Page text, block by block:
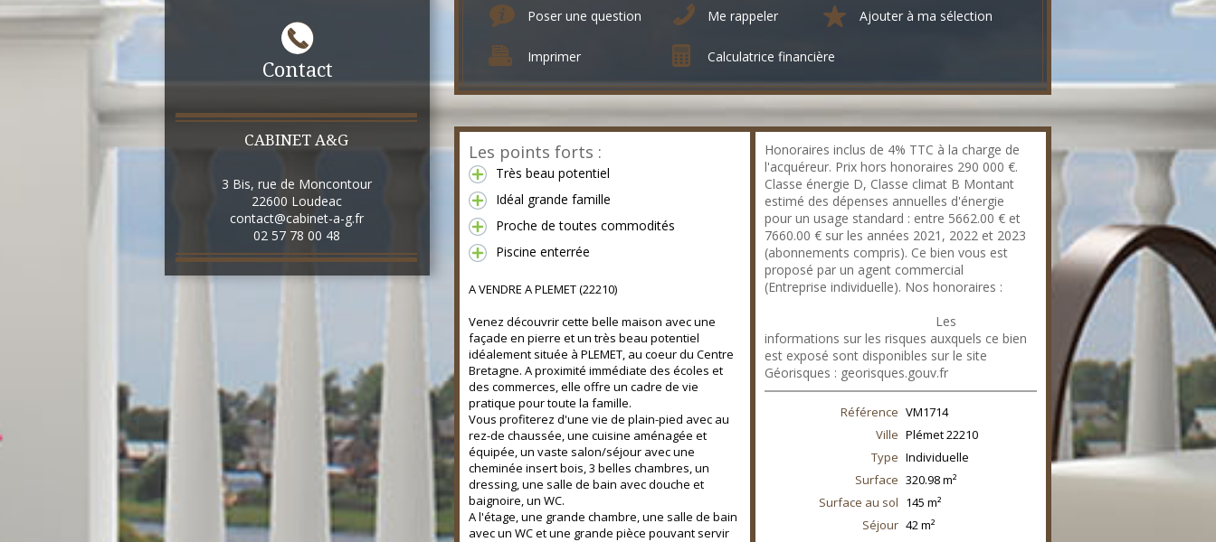
Contact
CABINET A&G
3 Bis, rue de Moncontour
22600 Loudeac
contact@cabinet-a-g.fr
02 57 78 00 48
Poser une question Me rappeler Ajouter à ma sélection
Imprimer Calculatrice financière
Les points forts :
Très beau potentiel
Idéal grande famille
Proche de toutes commodités
Piscine enterrée
A VENDRE A PLEMET (22210)
Venez découvrir cette belle maison avec une
façade en pierre et un très beau potentiel
idéalement située à PLEMET, au coeur du Centre
Bretagne. A proximité immédiate des écoles et
des commerces, elle offre un cadre de vie
pratique pour toute la famille.
Vous profiterez d'une vie de plain-pied avec au
rez-de chaussée, une cuisine aménagée et
équipée, un vaste salon/séjour avec une
cheminée insert bois, 3 belles chambres, un
dressing, une salle de bain avec douche et
baignoire, un WC.
A l'étage, une grande chambre, une salle de bain
avec un WC et une grande pièce pouvant servir
Honoraires inclus de 4% TTC à la charge de
l'acquéreur. Prix hors honoraires 290 000 €.
Classe énergie D, Classe climat B Montant
estimé des dépenses annuelles d'énergie
pour un usage standard : entre 5662.00 € et
7660.00 € sur les années 2021, 2022 et 2023
(abonnements compris). Ce bien vous est
proposé par un agent commercial
(Entreprise individuelle). Nos honoraires :
Les
informations sur les risques auxquels ce bien
est exposé sont disponibles sur le site
Géorisques : georisques.gouv.fr
Référence VM1714
Ville Plémet22210
Type Individuelle
Surface 320.98m²
Surface au sol 145 m²
Séjour 42m²